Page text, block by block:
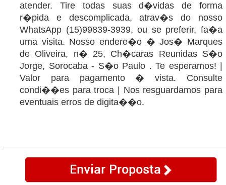
atender. Tire todas suas d�vidas de forma
r�pida e descomplicada, atrav�s do nosso
WhatsApp (15)99839-3939, ou se preferir, fa�a
uma visita. Nosso endere�o � Jos� Marques
de Oliveira, n� 25, Ch�caras Reunidas S�o
Jorge, Sorocaba - S�o Paulo . Te esperamos! |
Valor para pagamento � vista. Consulte
condi��es para troca | Nos resguardamos para
eventuais erros de digita��o.